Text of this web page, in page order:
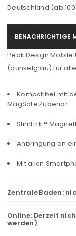
Deutschland (ab
BENACHRICHTIGE
Peak Design
(dunkelgrau) für
Kompatibel mit
MagSafe Zubehör
SlimLink™
Anbringung an
Mit allen
Zentrale Baden:
Online: Derzeit
werden)